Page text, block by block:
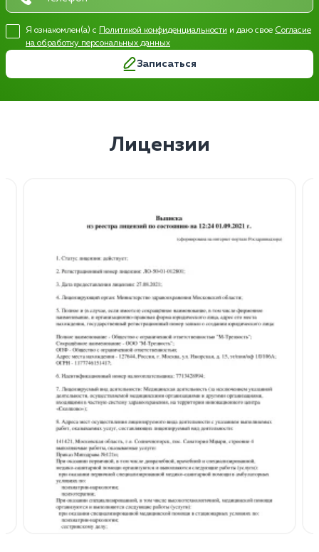
Я ознакомлен(а) с Политикой конфиденциальности и даю свое Согласие
на обработку персональных данных
Записаться
Лицензии